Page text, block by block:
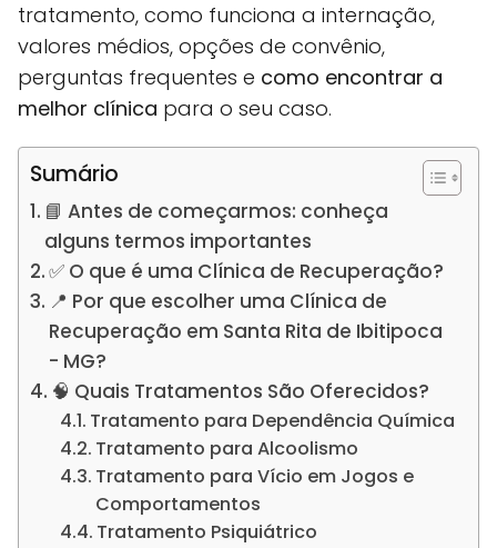
tratamento, como funciona a internação,
valores médios, opções de convênio,
perguntas frequentes e como encontrar a
melhor clínica para o seu caso.
Sumário
📘 Antes de começarmos: conheça
alguns termos importantes
✅ O que é uma Clínica de Recuperação?
📍 Por que escolher uma Clínica de
Recuperação em Santa Rita de Ibitipoca
- MG?
🧠 Quais Tratamentos São Oferecidos?
Tratamento para Dependência Química
Tratamento para Alcoolismo
Tratamento para Vício em Jogos e
Comportamentos
Tratamento Psiquiátrico